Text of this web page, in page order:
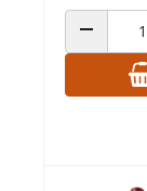
ANZAHL